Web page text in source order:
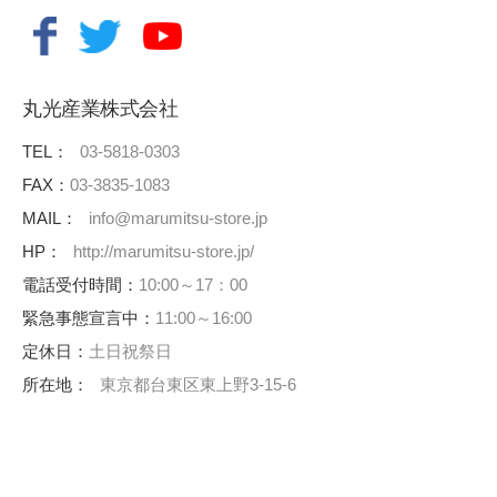
丸光産業株式会社
TEL：
03-5818-0303
FAX： 03-3835-1083
MAIL：
info@marumitsu-store.jp
HP：
http://marumitsu-store.jp/
電話受付時間： 10:00～17：00
緊急事態宣言中： 11:00～16:00
定休日： 土日祝祭日
所在地：
東京都台東区東上野3-15-6